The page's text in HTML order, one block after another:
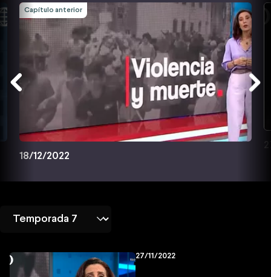
Capítulo anterior
18/12/2022
27/11/2022